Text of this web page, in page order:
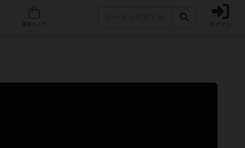
人気ボードゲーム ログイン